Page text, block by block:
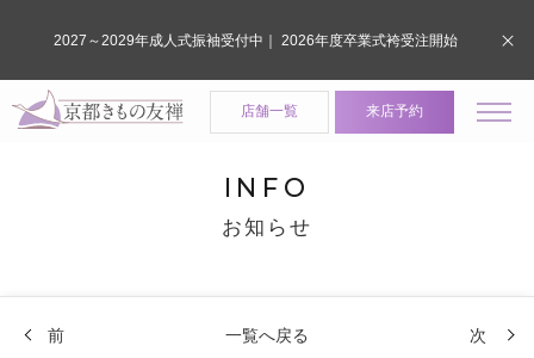
店舗一覧 来店予約
INFO
お知らせ
前 一覧へ戻る 次
2027～2029年成人式振袖受付中｜ 2026年度卒業式袴受注開始